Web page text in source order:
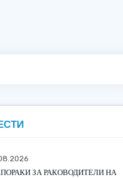
ЗА РАКОВОДИТЕЛИ НА